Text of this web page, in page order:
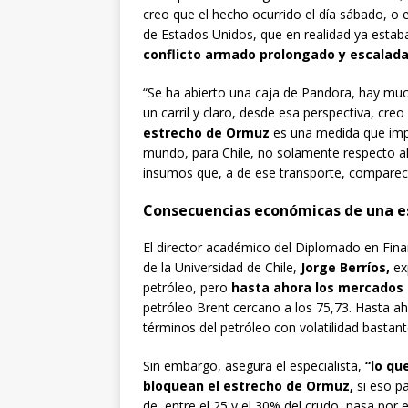
creo que el hecho ocurrido el día sábado,
de Estados Unidos, que en realidad ya
conflicto armado prolongado y
“Se ha abierto una caja de Pandora, hay
un carril y claro, desde esa perspectiva,
estrecho de Ormuz es una medida que
mundo, para Chile, no solamente respecto
insumos que, a de ese transporte,
Consecuencias económicas de una
El director académico del Diplomado en
de la Universidad de Chile, Jorge Berríos,
petróleo, pero hasta ahora los
petróleo Brent cercano a los 75,73. Hasta
términos del petróleo con volatilidad
Sin embargo, asegura el especialista, “lo
bloquean el estrecho de Ormuz, si eso